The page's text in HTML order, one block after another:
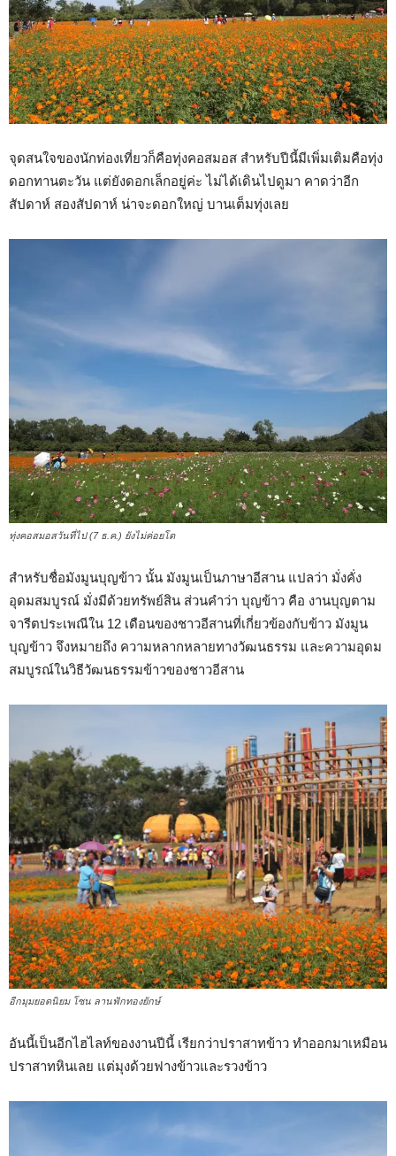
จุดสนใจของนักท่องเที่ยวก็คือทุ่งคอสมอส สำหรับปีนี้มีเพิ่มเติมคือทุ่ง
ดอกทานตะวัน แต่ยังดอกเล็กอยู่ค่ะ ไม่ได้เดินไปดูมา คาดว่าอีก
สัปดาห์ สองสัปดาห์ น่าจะดอกใหญ่ บานเต็มทุ่งเลย
ทุ่งคอสมอสวันที่ไป (7 ธ.ค.) ยังไม่ค่อยโต
สำหรับชื่อมังมูนบุญข้าว นั้น มังมูนเป็นภาษาอีสาน แปลว่า มั่งคั่ง
อุดมสมบูรณ์ มั่งมีด้วยทรัพย์สิน ส่วนคำว่า บุญข้าว คือ งานบุญตาม
จารีตประเพณีใน 12 เดือนของชาวอีสานที่เกี่ยวข้องกับข้าว มังมูน
บุญข้าว จึงหมายถึง ความหลากหลายทางวัฒนธรรม และความอุดม
สมบูรณ์ในวิธีวัฒนธรรมข้าวของชาวอีสาน
อีกมุมยอดนิยม โซน ลานฟักทองยักษ์
อันนี้เป็นอีกไฮไลท์ของงานปีนี้ เรียกว่าปราสาทข้าว ทำออกมาเหมือน
ปราสาทหินเลย แต่มุงด้วยฟางข้าวและรวงข้าว